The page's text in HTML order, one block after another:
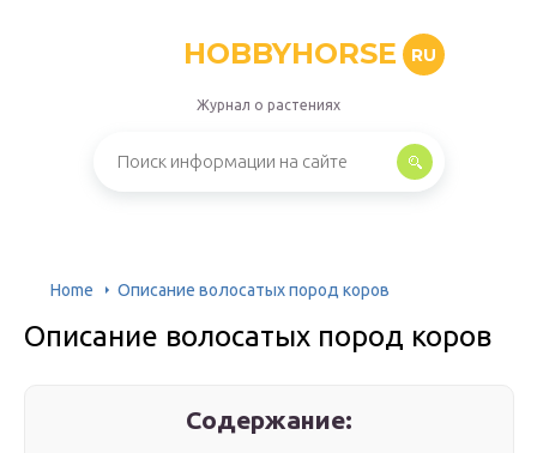
HOBBYHORSE RU
Журнал о растениях
Home Описание волосатых пород коров
Описание волосатых пород коров
Содержание: